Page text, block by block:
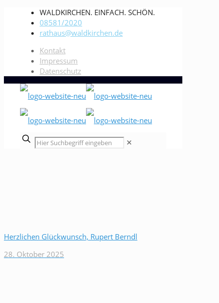
WALDKIRCHEN. EINFACH. SCHÖN.
08581/2020
rathaus@waldkirchen.de
Kontakt
Impressum
Datenschutz
✕
Herzlichen Glückwunsch, Rupert Berndl
28. Oktober 2025